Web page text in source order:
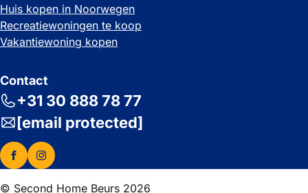
Huis kopen in Noorwegen
Recreatiewoningen te koop
Vakantiewoning kopen
Contact
+31 30 888 78 77
[email protected]
© Second Home Beurs 2026